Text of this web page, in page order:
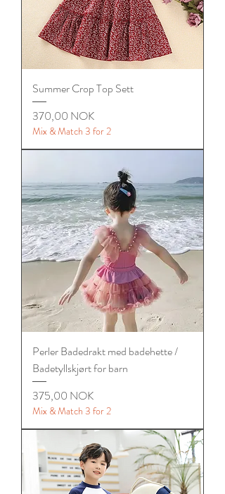
Summer Crop Top Sett
Цена
370,00 NOK
Mix & Match 3 for 2
Perler Badedrakt med badehette /
Badetyllskjørt for barn
Цена
375,00 NOK
Mix & Match 3 for 2